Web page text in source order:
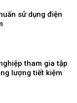
sử dụng điện
tham gia tập
lượng tiết kiệm